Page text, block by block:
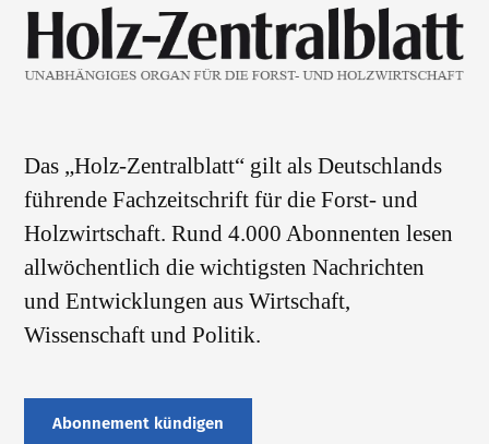
Das „Holz-Zentralblatt“ gilt als Deutschlands
führende Fachzeitschrift für die Forst- und
Holzwirtschaft. Rund 4.000 Abonnenten lesen
allwöchentlich die wichtigsten Nachrichten
und Entwicklungen aus Wirtschaft,
Wissenschaft und Politik.
Abonnement kündigen